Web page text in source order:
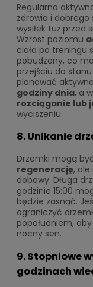
Regularna
zdrowia i
wysiłek tuż przed
Wzrost poziomu
ciała po treningu
pobudzony, co
przejściu do
planować
godziny dnia, a
rozciąganie lub
wyciszeniu.
8. Unikanie
Drzemki mogą
regenerację,
dobowy. Długa
godzinie 15:00
będzie zasnąć.
ograniczyć
popołudniem,
nocny sen.
9. Stopniowe
godzinach